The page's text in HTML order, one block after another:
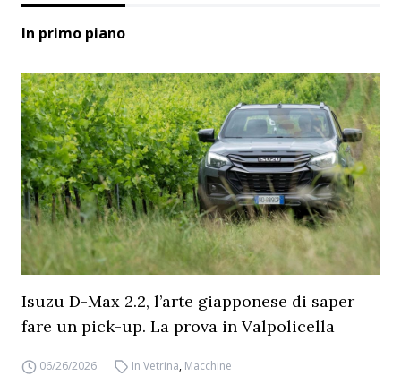
In primo piano
Isuzu D-Max 2.2, l’arte giapponese di saper
fare un pick-up. La prova in Valpolicella
06/26/2026 In Vetrina, Macchine